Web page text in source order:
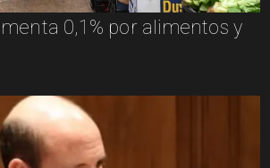
0,1% por alimentos y